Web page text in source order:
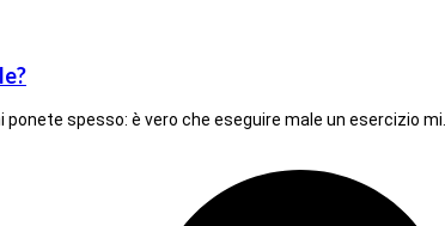
spesso: è vero che eseguire male un esercizio mi…